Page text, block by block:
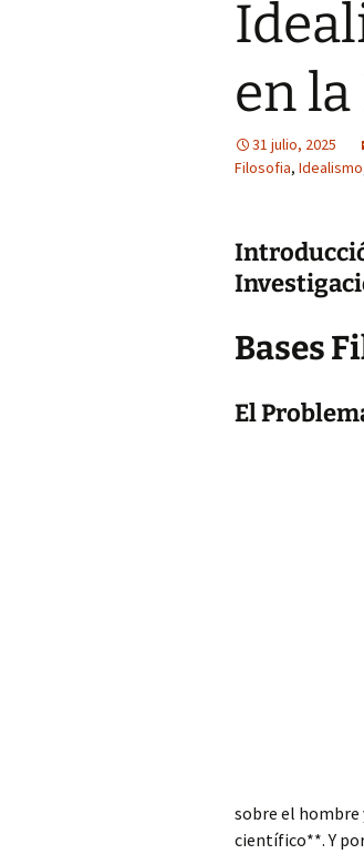
en
31 julio, 2025
Filosofia, Idealismo
Bases
El
sobre el hombre
científico**. Y